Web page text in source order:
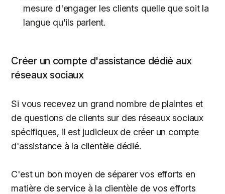
mesure d'engager les clients quelle que soit la
langue qu'ils parlent.
Créer un compte d'assistance dédié aux
réseaux sociaux
Si vous recevez un grand nombre de plaintes et
de questions de clients sur des réseaux sociaux
spécifiques, il est judicieux de créer un compte
d'assistance à la clientèle dédié.
C'est un bon moyen de séparer vos efforts en
matière de service à la clientèle de vos efforts